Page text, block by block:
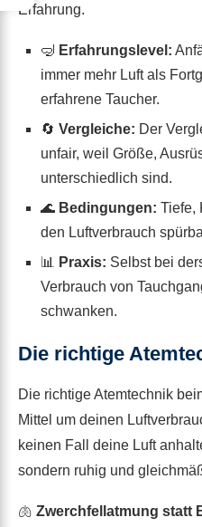
Erfahrung.
🤿 Erfahrungslevel:
immer mehr Luft als
erfahrene Taucher.
🔄 Vergleiche: Der
unfair, weil Größe,
unterschiedlich sind.
🌊 Bedingungen: Tiefe,
den Luftverbrauch
📊
Praxis: Selbst bei
Verbrauch von
schwanken.
Die richtige
Die richtige Atemtechnik
Mittel um deinen
keinen Fall deine Luft
sondern ruhig und
🫁 Zwerchfellatmung statt